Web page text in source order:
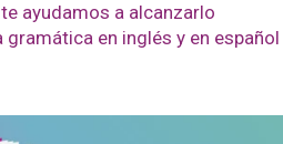
ayudamos a alcanzarlo
en inglés y en español